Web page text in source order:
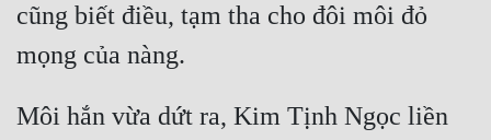
cũng biết điều, tạm tha cho đôi môi đỏ
mọng của nàng.
Môi hắn vừa dứt ra, Kim Tịnh Ngọc liền